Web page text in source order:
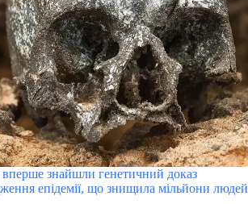
вперше знайшли генетичний доказ
епідемії, що знищила мільйони людей